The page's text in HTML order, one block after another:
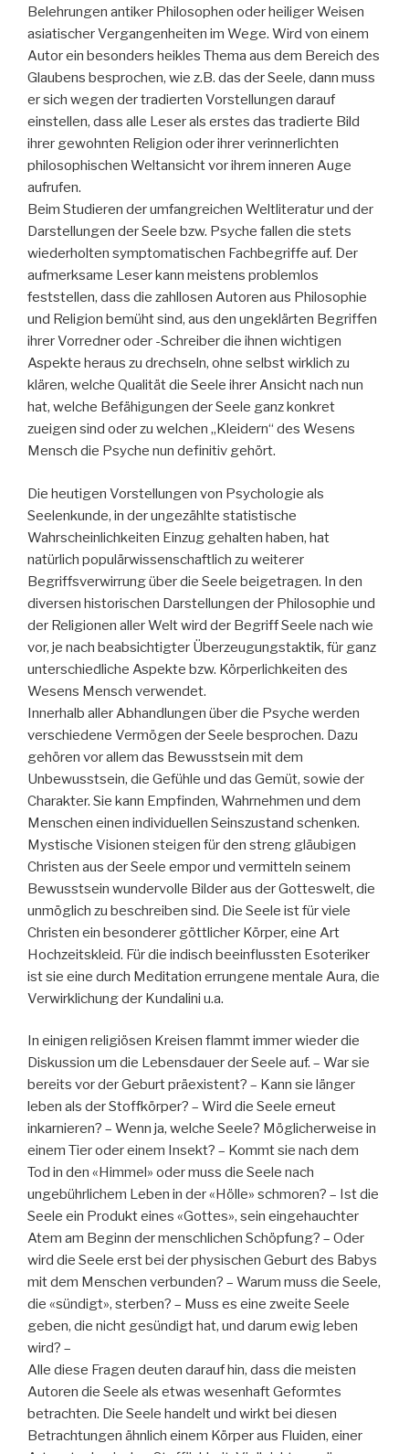
Belehrungen antiker Philosophen oder heiliger Weisen
asiatischer Vergangenheiten im Wege. Wird von einem
Autor ein besonders heikles Thema aus dem Bereich des
Glaubens besprochen, wie z.B. das der Seele, dann muss
er sich wegen der tradierten Vorstellungen darauf
einstellen, dass alle Leser als erstes das tradierte Bild
ihrer gewohnten Religion oder ihrer verinnerlichten
philosophischen Weltansicht vor ihrem inneren Auge
aufrufen.
Beim Studieren der umfangreichen Weltliteratur und der
Darstellungen der Seele bzw. Psyche fallen die stets
wiederholten symptomatischen Fachbegriffe auf. Der
aufmerksame Leser kann meistens problemlos
feststellen, dass die zahllosen Autoren aus Philosophie
und Religion bemüht sind, aus den ungeklärten Begriffen
ihrer Vorredner oder -Schreiber die ihnen wichtigen
Aspekte heraus zu drechseln, ohne selbst wirklich zu
klären, welche Qualität die Seele ihrer Ansicht nach nun
hat, welche Befähigungen der Seele ganz konkret
zueigen sind oder zu welchen „Kleidern“ des Wesens
Mensch die Psyche nun definitiv gehört.
Die heutigen Vorstellungen von Psychologie als
Seelenkunde, in der ungezählte statistische
Wahrscheinlichkeiten Einzug gehalten haben, hat
natürlich populärwissenschaftlich zu weiterer
Begriffsverwirrung über die Seele beigetragen. In den
diversen historischen Darstellungen der Philosophie und
der Religionen aller Welt wird der Begriff Seele nach wie
vor, je nach beabsichtigter Überzeugungstaktik, für ganz
unterschiedliche Aspekte bzw. Körperlichkeiten des
Wesens Mensch verwendet.
Innerhalb aller Abhandlungen über die Psyche werden
verschiedene Vermögen der Seele besprochen. Dazu
gehören vor allem das Bewusstsein mit dem
Unbewusstsein, die Gefühle und das Gemüt, sowie der
Charakter. Sie kann Empfinden, Wahrnehmen und dem
Menschen einen individuellen Seinszustand schenken.
Mystische Visionen steigen für den streng gläubigen
Christen aus der Seele empor und vermitteln seinem
Bewusstsein wundervolle Bilder aus der Gotteswelt, die
unmöglich zu beschreiben sind. Die Seele ist für viele
Christen ein besonderer göttlicher Körper, eine Art
Hochzeitskleid. Für die indisch beeinflussten Esoteriker
ist sie eine durch Meditation errungene mentale Aura, die
Verwirklichung der Kundalini u.a.
In einigen religiösen Kreisen flammt immer wieder die
Diskussion um die Lebensdauer der Seele auf. – War sie
bereits vor der Geburt präexistent? – Kann sie länger
leben als der Stoffkörper? – Wird die Seele erneut
inkarnieren? – Wenn ja, welche Seele? Möglicherweise in
einem Tier oder einem Insekt? – Kommt sie nach dem
Tod in den «Himmel» oder muss die Seele nach
ungebührlichem Leben in der «Hölle» schmoren? – Ist die
Seele ein Produkt eines «Gottes», sein eingehauchter
Atem am Beginn der menschlichen Schöpfung? – Oder
wird die Seele erst bei der physischen Geburt des Babys
mit dem Menschen verbunden? – Warum muss die Seele,
die «sündigt», sterben? – Muss es eine zweite Seele
geben, die nicht gesündigt hat, und darum ewig leben
wird? –
Alle diese Fragen deuten darauf hin, dass die meisten
Autoren die Seele als etwas wesenhaft Geformtes
betrachten. Die Seele handelt und wirkt bei diesen
Betrachtungen ähnlich einem Körper aus Fluiden, einer